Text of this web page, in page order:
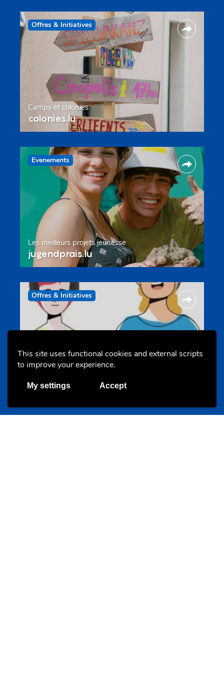
This site uses functional cookies and external scripts
to improve your experience.
My settings Accept
Offres & Initiatives
Camps et colonies
colonies.lu
Evenements
Les meilleurs projets jeunesse
jugendprais.lu
Offres & Initiatives
s-team.lu